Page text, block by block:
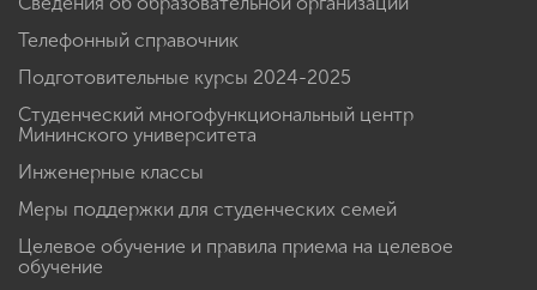
Телефонный справочник
Подготовительные курсы 2024-2025
Студенческий многофункциональный центр
Мининского университета
Инженерные классы
Меры поддержки для студенческих семей
Целевое обучение и правила приема на целевое
обучение